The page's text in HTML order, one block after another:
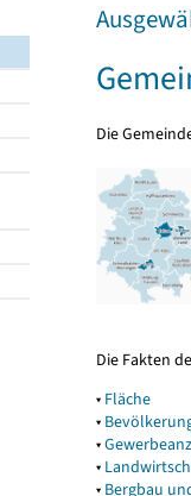
Die
Die Fakten
▾ Fläche
▾
▾
▾
▾ Bergbau